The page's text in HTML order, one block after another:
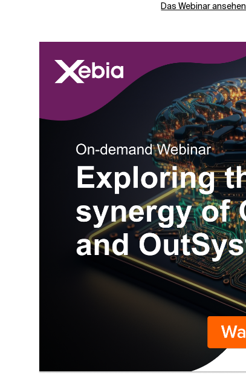
Das Webinar ansehen